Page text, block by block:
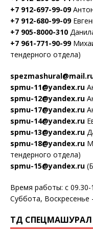
+7 912-697-99-09
+7 912-680-99-09
+7 905-8000-310
+7 961-771-90-99
тендерного отдела)
spmu-11@yandex.ru
spmu-12@yandex.ru
spmu-17@yandex.ru
spmu-14@yandex.ru
spmu-13@yandex.ru
spmu-18@yandex.ru
тендерного отдела)
spmu-15@yandex.ru
Время работы: с 09.30-
Суббота, Воскресенье
ТД СПЕЦМАШУРАЛ